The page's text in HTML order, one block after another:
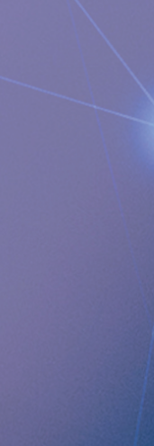
två
att övervaka ett brett
hälsoparametrar,
och kommunicera till
energigivande
implantat trådlöst
på Nasdaq First
Implantica